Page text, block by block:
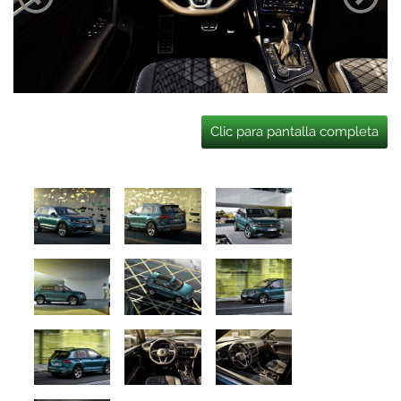
Clic para pantalla completa